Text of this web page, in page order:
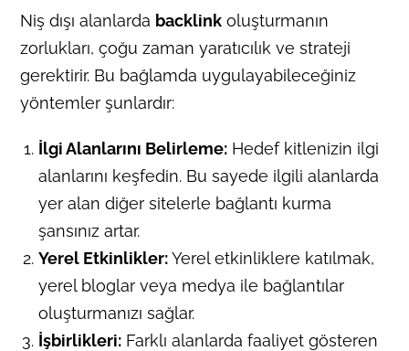
Niş dışı alanlarda backlink oluşturmanın
zorlukları, çoğu zaman yaratıcılık ve strateji
gerektirir. Bu bağlamda uygulayabileceğiniz
yöntemler şunlardır:
İlgi Alanlarını Belirleme: Hedef kitlenizin ilgi
alanlarını keşfedin. Bu sayede ilgili alanlarda
yer alan diğer sitelerle bağlantı kurma
şansınız artar.
Yerel Etkinlikler:Yerel etkinliklere katılmak,
yerel bloglar veya medya ile bağlantılar
oluşturmanızı sağlar.
İşbirlikleri: Farklı alanlarda faaliyet gösteren